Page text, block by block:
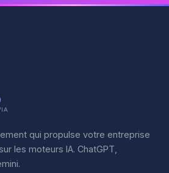
qui propulse votre entreprise
les moteurs IA. ChatGPT,